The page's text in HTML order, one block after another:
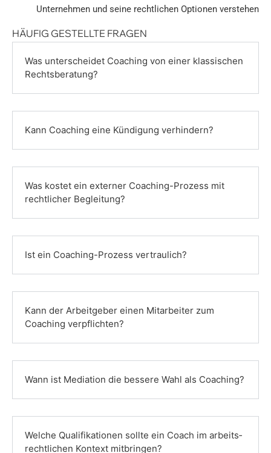
Unternehmen und seine rechtlichen Optionen verstehen
HÄUFIG GESTELLTE FRAGEN
Was unterscheidet Coaching von einer klassischen
Rechts­beratung?
Kann Coaching eine Kündigung verhindern?
Was kostet ein externer Coaching-Prozess mit
rechtlicher Begleitung?
Ist ein Coaching-Prozess vertraulich?
Kann der Arbeitgeber einen Mitarbeiter zum
Coaching verpflichten?
Wann ist Mediation die bessere Wahl als Coaching?
Welche Qualifikationen sollte ein Coach im arbeits­
rechtlichen Kontext mitbringen?